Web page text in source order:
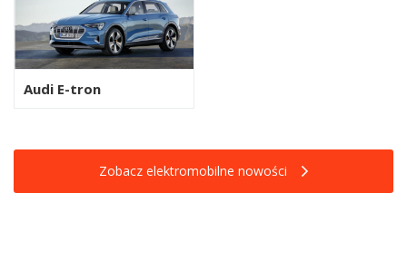
Audi E-tron
Zobacz elektromobilne nowości